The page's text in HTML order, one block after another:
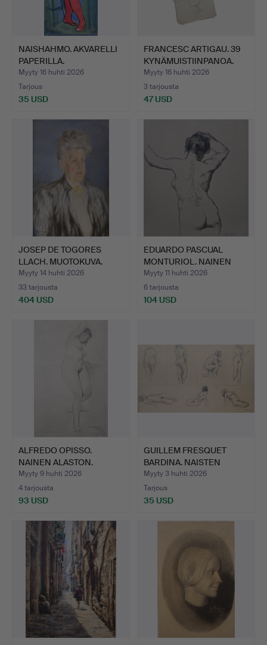
NAISHAHMO. AKVARELLI
PAPERILLA.
Myyty 16 huhti 2026
Tarjous
35 USD
FRANCESC ARTIGAU. 39
KYNÄMUISTIINPANOA.
Myyty 16 huhti 2026
3 tarjousta
47 USD
JOSEP DE TOGORES
LLACH. MUOTOKUVA.
PASTELL…
Myyty 14 huhti 2026
33 tarjousta
404 USD
EDUARDO PASCUAL
MONTURIOL. NAINEN
ALASTON …
Myyty 11 huhti 2026
6 tarjousta
104 USD
ALFREDO OPISSO.
NAINEN ALASTON.
LYIJYKYNÄ …
Myyty 9 huhti 2026
4 tarjousta
93 USD
GUILLEM FRESQUET
BARDINA. NAISTEN
ALASTON …
Myyty 3 huhti 2026
Tarjous
35 USD